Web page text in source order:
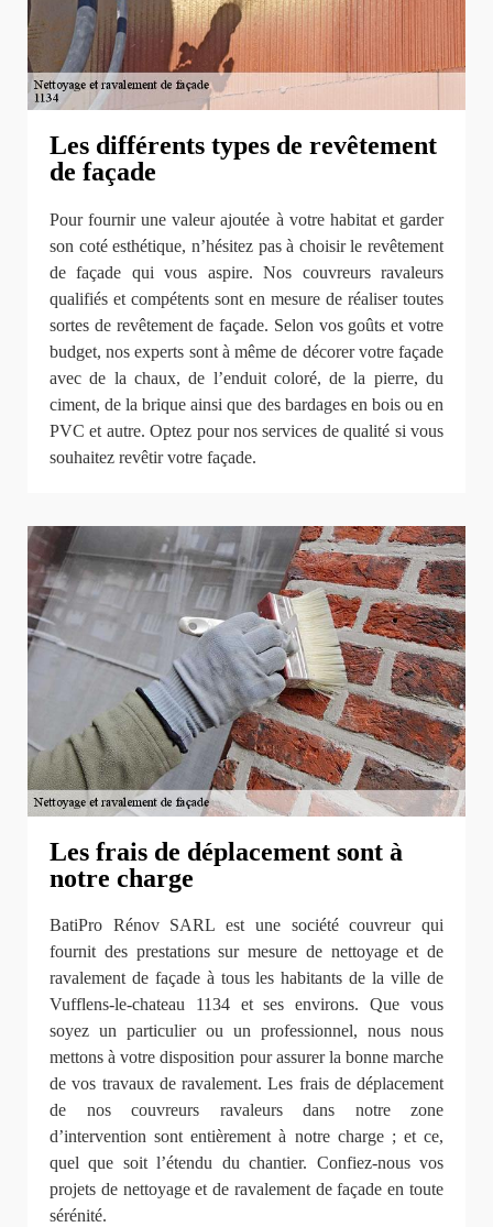
Les différents types de revêtement
de façade
Pour fournir une valeur ajoutée à votre habitat et garder
son coté esthétique, n’hésitez pas à choisir le revêtement
de façade qui vous aspire. Nos couvreurs ravaleurs
qualifiés et compétents sont en mesure de réaliser toutes
sortes de revêtement de façade. Selon vos goûts et votre
budget, nos experts sont à même de décorer votre façade
avec de la chaux, de l’enduit coloré, de la pierre, du
ciment, de la brique ainsi que des bardages en bois ou en
PVC et autre. Optez pour nos services de qualité si vous
souhaitez revêtir votre façade.
Les frais de déplacement sont à
notre charge
BatiPro Rénov SARL est une société couvreur qui
fournit des prestations sur mesure de nettoyage et de
ravalement de façade à tous les habitants de la ville de
Vufflens-le-chateau 1134 et ses environs. Que vous
soyez un particulier ou un professionnel, nous nous
mettons à votre disposition pour assurer la bonne marche
de vos travaux de ravalement. Les frais de déplacement
de nos couvreurs ravaleurs dans notre zone
d’intervention sont entièrement à notre charge ; et ce,
quel que soit l’étendu du chantier. Confiez-nous vos
projets de nettoyage et de ravalement de façade en toute
sérénité.